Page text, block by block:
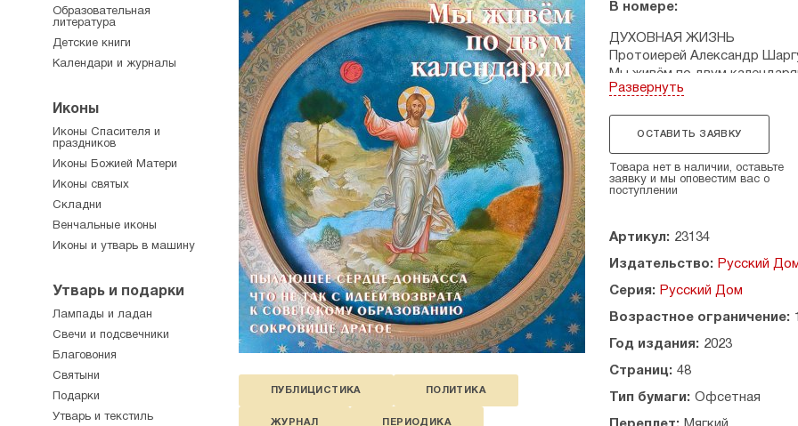
ПУБЛИЦИСТИКА ПОЛИТИКА
ЖУРНАЛ ПЕРИОДИКА
В номере:
ДУХОВНАЯ ЖИЗНЬ
Протоиерей Александр
Мы живём по двум
Священник Димитрий Шишкин
МЫ ВМЕСТЕ
Пылающее сердце Донбасса
Мой дед освобождал Донбасс
ПРОШУ СЛОВА!
Захар Прилепин
Жив молитвами
СИТУАЦИЯ
Дело «отцов»
НОВОРОССИЯ
Развернуть
ОСТАВИТЬ ЗАЯВКУ
Товара нет в наличии, оставьте
заявку и мы оповестим вас о
поступлении
Артикул: 23134
Издательство: Русский
Серия: Русский Дом
Возрастное ограничение:
Год издания: 2023
Страниц: 48
Тип бумаги: Офсетная
Образовательная
литература
Детские книги
Календари и журналы
Иконы
Иконы Спасителя и
праздников
Иконы Божией Матери
Иконы святых
Складни
Венчальные иконы
Иконы и утварь в машину
Утварь и подарки
Лампады и ладан
Свечи и подсвечники
Благовония
Святыни
Подарки
Утварь и текстиль